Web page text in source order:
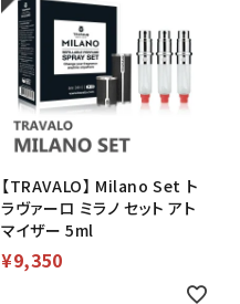
【TRAVALO】 Milano Set ト
ラヴァーロ ミラノ セット アト
マイザー 5ml
¥9,350